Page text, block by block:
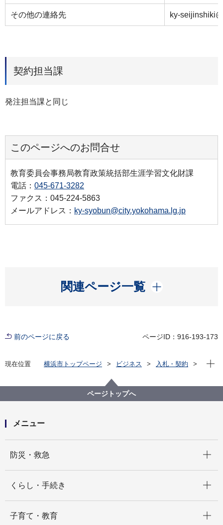
その他の連絡先 ky-
契約担当課
発注担当課と同じ
このページへのお問合せ
教育委員会事務局教育政策統括部生涯学習文化財課
電話： 045-671-3282
ファクス：045-224-5863
メールアドレス： ky-syobun@city.yokohama.lg.jp
関連ページ一覧
開く
前のページに戻る ページID：916-193-173
現在位置 横浜市トップページ ビジネス
入札・契約
【入札結果掲載】【公募型指名競争入札】令和８年二
十歳の市民を祝うつどい事前申込関連業務委託
現在
ページトップへ
メニュー
防災・救急
くらし・手続き
子育て・教育